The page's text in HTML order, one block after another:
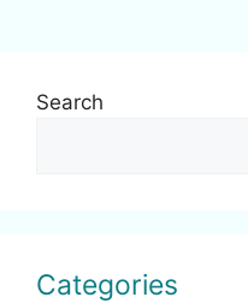
Search
Categories